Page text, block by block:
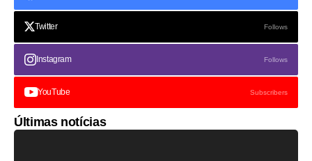
Twitter Follows
Instagram Follows
YouTube Subscribers
Últimas notícias